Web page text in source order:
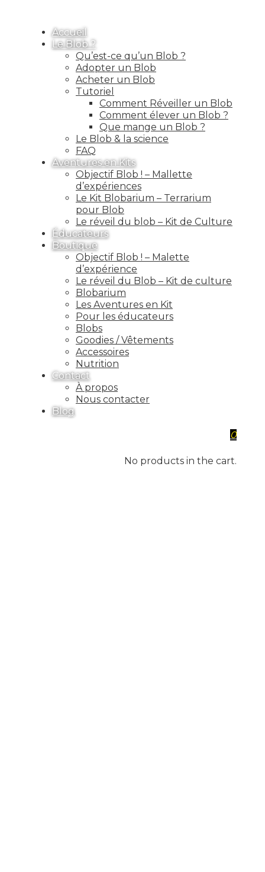
Accueil
Le Blob ?
Qu’est-ce qu’un Blob ?
Adopter un Blob
Acheter un Blob
Tutoriel
Comment Réveiller un Blob
Comment élever un Blob ?
Que mange un Blob ?
Le Blob & la science
FAQ
Aventures en Kits
Objectif Blob ! – Mallette
d’expériences
Le Kit Blobarium – Terrarium
pour Blob
Le réveil du blob – Kit de Culture
Éducateurs
Boutique
Objectif Blob ! – Malette
d’expérience
Le réveil du Blob – Kit de culture
Blobarium
Les Aventures en Kit
Pour les éducateurs
Blobs
Goodies / Vêtements
Accessoires
Nutrition
Contact
À propos
Nous contacter
Blog
0
No products in the cart.